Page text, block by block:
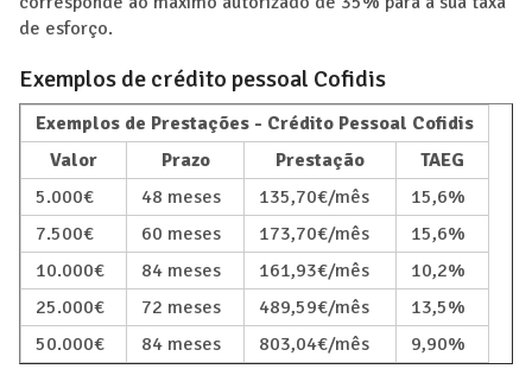
de esforço.
Exemplos de crédito pessoal Cofidis
Exemplos de Prestações - Crédito Pessoal Cofidis
Valor
Prazo Prestação
TAEG
5.000€
48 meses 135,70€/mês
15,6%
7.500€
60 meses 173,70€/mês
15,6%
10.000€
84 meses 161,93€/mês
10,2%
25.000€
72 meses 489,59€/mês
13,5%
50.000€
84 meses 803,04€/mês 9,90%